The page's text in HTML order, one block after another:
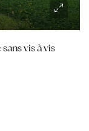
vis à vis